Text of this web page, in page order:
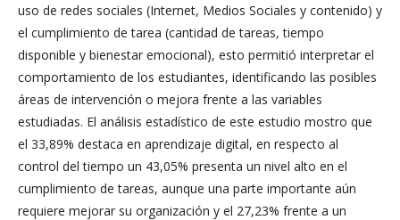
uso de redes sociales (Internet, Medios Sociales y contenido) y
el cumplimiento de tarea (cantidad de tareas, tiempo
disponible y bienestar emocional), esto permitió interpretar el
comportamiento de los estudiantes, identificando las posibles
áreas de intervención o mejora frente a las variables
estudiadas. El análisis estadístico de este estudio mostro que
el 33,89% destaca en aprendizaje digital, en respecto al
control del tiempo un 43,05% presenta un nivel alto en el
cumplimiento de tareas, aunque una parte importante aún
requiere mejorar su organización y el 27,23% frente a un